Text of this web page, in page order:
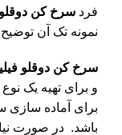
فرد سرخ کن
نمونه تک آن
سرخ‌ کن دوقلو
و برای تهیه یک
برای آماده‌ سازی
باشد.